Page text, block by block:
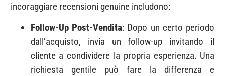
incoraggiare recensioni genuine includono:
Follow-Up Post-Vendita: Dopo un certo periodo
dall’acquisto, invia un follow-up invitando il
cliente a condividere la propria esperienza. Una
richiesta gentile può fare la differenza e